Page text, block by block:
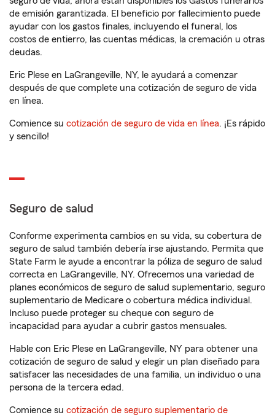
de emisión garantizada. El beneficio por fallecimiento puede
ayudar con los gastos finales, incluyendo el funeral, los
costos de entierro, las cuentas médicas, la cremación u otras
deudas.
Eric Plese en LaGrangeville, NY, le ayudará a comenzar
después de que complete una cotización de seguro de vida
en línea.
Comience su cotización de seguro de vida en línea. ¡Es rápido
y sencillo!
Seguro de salud
Conforme experimenta cambios en su vida, su cobertura de
seguro de salud también debería irse ajustando. Permita que
State Farm le ayude a encontrar la póliza de seguro de salud
correcta en LaGrangeville, NY. Ofrecemos una variedad de
planes económicos de seguro de salud suplementario, seguro
suplementario de Medicare o cobertura médica individual.
Incluso puede proteger su cheque con seguro de
incapacidad para ayudar a cubrir gastos mensuales.
Hable con Eric Plese en LaGrangeville, NY para obtener una
cotización de seguro de salud y elegir un plan diseñado para
satisfacer las necesidades de una familia, un individuo o una
persona de la tercera edad.
Comience su cotización de seguro suplementario de